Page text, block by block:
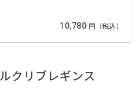
10,780 円（税込）
クリブレギンス